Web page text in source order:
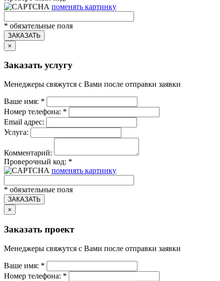
поменять картинку
* обязательные поля
ЗАКАЗАТЬ
×
Заказать услугу
Менеджеры свяжутся с Вами после отправки заявки
Ваше имя: *
Номер телефона: *
Email адрес:
Услуга:
Комментарий:
Проверочный код: *
поменять картинку
* обязательные поля
ЗАКАЗАТЬ
×
Заказать проект
Менеджеры свяжутся с Вами после отправки заявки
Ваше имя: *
Номер телефона: *